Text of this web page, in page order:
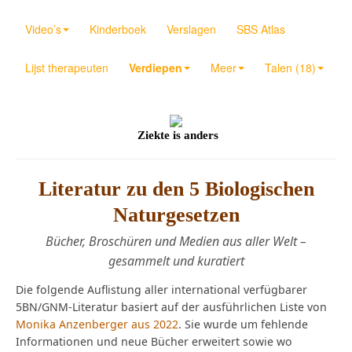
Video’s Kinderboek Verslagen SBS Atlas
Lijst therapeuten Verdiepen Meer Talen (18)
Ziekte is anders
Literatur zu den 5 Biologischen
Naturgesetzen
Bücher, Broschüren und Medien aus aller Welt –
gesammelt und kuratiert
Die folgende Auflistung aller international verfügbarer
5BN/GNM-Literatur basiert auf der ausführlichen Liste von
Monika Anzenberger aus 2022. Sie wurde um fehlende
Informationen und neue Bücher erweitert sowie wo